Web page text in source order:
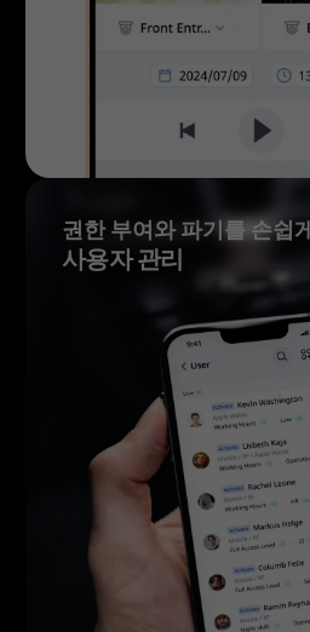
권한 부여와 파기를 손쉽게
사용자 관리